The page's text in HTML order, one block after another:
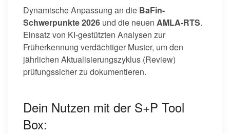
Dynamische Anpassung an die BaFin-
Schwerpunkte 2026 und die neuen AMLA-RTS.
Einsatz von KI-gestützten Analysen zur
Früherkennung verdächtiger Muster, um den
jährlichen Aktualisierungszyklus (Review)
prüfungssicher zu dokumentieren.
Dein Nutzen mit der S+P Tool
Box: